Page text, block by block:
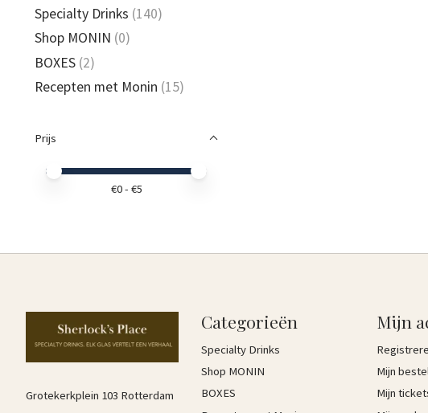
Specialty Drinks (140)
Shop MONIN (0)
BOXES (2)
Recepten met Monin (15)
Prijs
Minimale prijswaarde
Price maximum value
€0- €5
Grotekerkplein 103 Rotterdam
Categorieën
Specialty Drinks
Shop MONIN
BOXES
Mijn
Mijn
Mijn